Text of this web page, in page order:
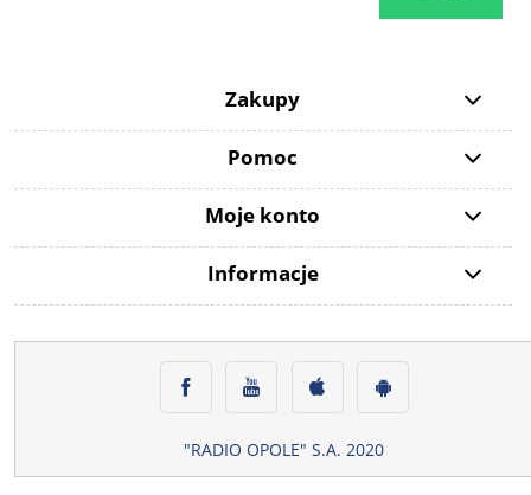
Zakupy
Pomoc
Moje konto
Informacje
"RADIO OPOLE" S.A. 2020